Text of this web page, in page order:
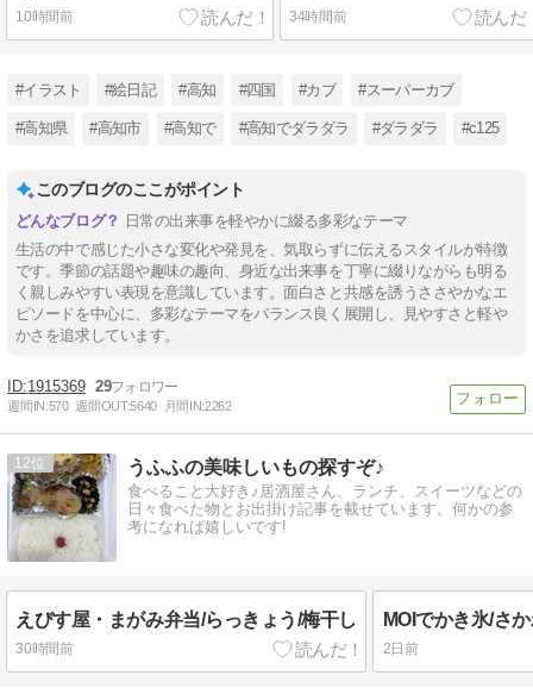
10時間前 34時間前
#イラスト #絵日記 #高知 #四国 #カブ #スーパーカブ
#高知県 #高知市 #高知で #高知でダラダラ #ダラダラ #c125
このブログのここがポイント
日常の出来事を軽やかに綴る多彩なテーマ
生活の中で感じた小さな変化や発見を、気取らずに伝えるスタイルが特徴
です。季節の話題や趣味の趣向、身近な出来事を丁寧に綴りながらも明る
く親しみやすい表現を意識しています。面白さと共感を誘うささやかなエ
ピソードを中心に、多彩なテーマをバランス良く展開し、見やすさと軽や
かさを追求しています。
1915369 29
週間IN:570 週間OUT:5640 月間IN:2262
12 うふふの美味しいもの探すぞ♪
食べること大好き♪居酒屋さん、ランチ、スイーツなどの
日々食べた物とお出掛け記事を載せています。何かの参
考になれば嬉しいです!
えびす屋・まがみ弁当/らっきょう/梅干し
30時間前
MOIでかき氷/さ
2日前